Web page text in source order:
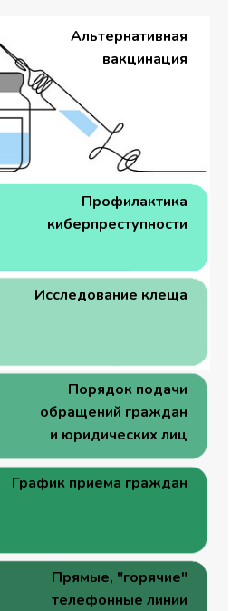
Альтернативная
вакцинация
Профилактика
киберпреступности
Исследование клеща
Порядок подачи
обращений граждан
и юридических лиц
График приема граждан
Прямые, "горячие"
телефонные линии